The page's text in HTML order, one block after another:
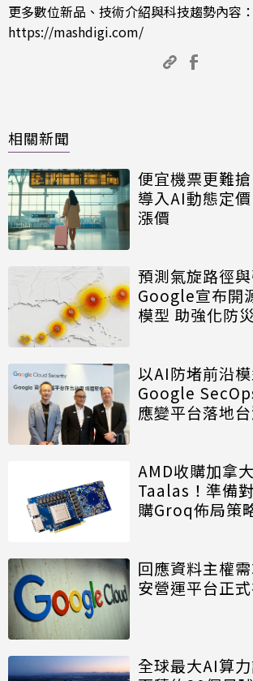
更多數位新品、技術介紹與科技趨勢內容：
https://mashdigi.com/
相關新聞
便宜機票更難
導入AI動態定
漲價
預測氣旋路徑
Google宣布開
模型 助強化防
以AI防堵前沿
Google
應變平台落地
AMD收購加拿
Taalas！準備
購Groq佈局策
回應資料主權
安營運平台正
全球最大AI算